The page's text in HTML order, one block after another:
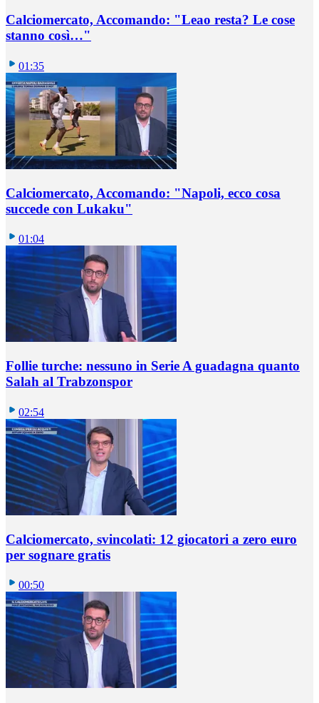
Calciomercato, Accomando: "Leao resta? Le cose
stanno così…"
01:35
Calciomercato, Accomando: "Napoli, ecco cosa
succede con Lukaku"
01:04
Follie turche: nessuno in Serie A guadagna quanto
Salah al Trabzonspor
02:54
Calciomercato, svincolati: 12 giocatori a zero euro
per sognare gratis
00:50